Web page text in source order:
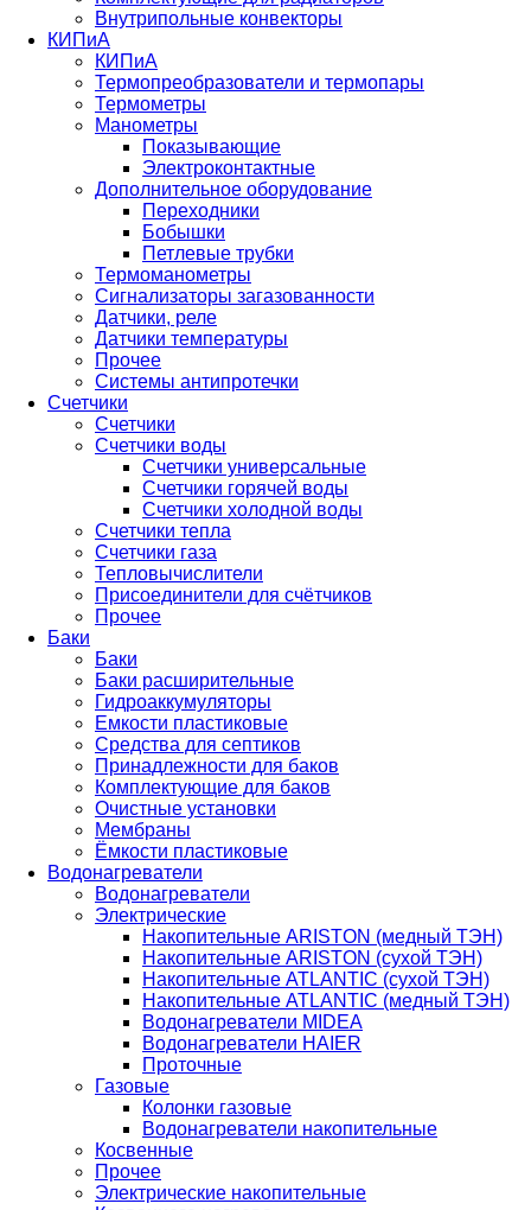
Внутрипольные конвекторы
КИПиА
КИПиА
Термопреобразователи и термопары
Термометры
Манометры
Показывающие
Электроконтактные
Дополнительное оборудование
Переходники
Бобышки
Петлевые трубки
Термоманометры
Сигнализаторы загазованности
Датчики, реле
Датчики температуры
Прочее
Системы антипротечки
Счетчики
Счетчики
Счетчики воды
Счетчики универсальные
Счетчики горячей воды
Счетчики холодной воды
Счетчики тепла
Счетчики газа
Тепловычислители
Присоединители для счётчиков
Прочее
Баки
Баки
Баки расширительные
Гидроаккумуляторы
Емкости пластиковые
Средства для септиков
Принадлежности для баков
Комплектующие для баков
Очистные установки
Мембраны
Ёмкости пластиковые
Водонагреватели
Водонагреватели
Электрические
Накопительные ARISTON (медный ТЭН)
Накопительные ARISTON (сухой ТЭН)
Накопительные ATLANTIC (сухой ТЭН)
Накопительные ATLANTIC (медный ТЭН)
Водонагреватели MIDEA
Водонагреватели HAIER
Проточные
Газовые
Колонки газовые
Водонагреватели накопительные
Косвенные
Прочее
Электрические накопительные